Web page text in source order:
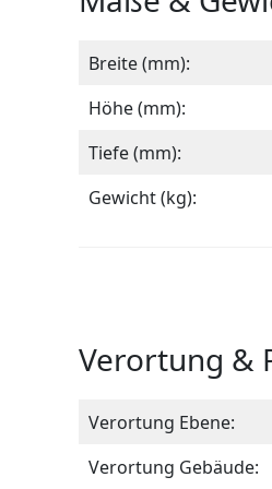
Breite (mm):
Höhe (mm):
Tiefe (mm):
Gewicht (kg):
Verortung &
Verortung Ebene:
Verortung Gebäude: